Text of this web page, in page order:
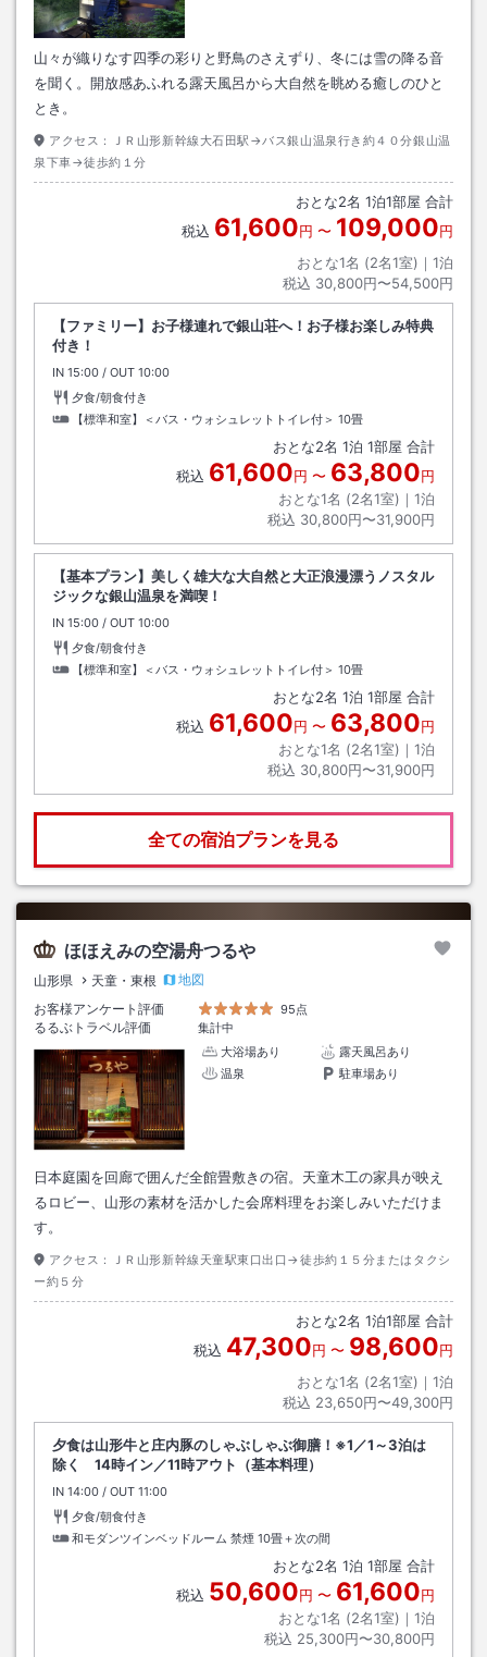
山々が織りなす四季の彩りと野鳥のさえずり、冬には雪の降る音
を聞く。開放感あふれる露天風呂から大自然を眺める癒しのひと
とき。
アクセス：
ＪＲ山形新幹線大石田駅→バス銀山温泉行き約４０分銀山温
泉下車→徒歩約１分
おとな2名 1泊1部屋 合計
税込 61,600円 〜 109,000円
おとな1名 (2名1室)｜ 1泊
税込 30,800円〜54,500円
【ファミリー】お子様連れで銀山荘へ！お子様お楽しみ特典
付き！
IN チェックイン
15:00 / OUT チェックアウト
10:00
夕食/朝食付き
【標準和室】＜バス・ウォシュレットトイレ付＞ 10畳
おとな2名 1泊 1部屋 合計
税込 61,600円 〜 63,800円
おとな1名 (2名1室)｜ 1泊
税込 30,800円〜31,900円
【基本プラン】美しく雄大な大自然と大正浪漫漂うノスタル
ジックな銀山温泉を満喫！
IN チェックイン
15:00 / OUT チェックアウト
10:00
夕食/朝食付き
【標準和室】＜バス・ウォシュレットトイレ付＞ 10畳
おとな2名 1泊 1部屋 合計
税込 61,600円 〜 63,800円
おとな1名 (2名1室)｜ 1泊
税込 30,800円〜31,900円
全ての宿泊プランを見る
ほほえみの空湯舟つるや
山形県 天童・東根
地図
お客様アンケート評価
95点
るるぶトラベル評価
集計中
大浴場あり
露天風呂あり
温泉
駐車場あり
日本庭園を回廊で囲んだ全館畳敷きの宿。天童木工の家具が映え
るロビー、山形の素材を活かした会席料理をお楽しみいただけま
す。
アクセス：
ＪＲ山形新幹線天童駅東口出口→徒歩約１５分またはタクシ
ー約５分
おとな2名 1泊1部屋 合計
税込 47,300円 〜 98,600円
おとな1名 (2名1室)｜ 1泊
税込 23,650円〜49,300円
夕食は山形牛と庄内豚のしゃぶしゃぶ御膳！※1／1～3泊は
除く 14時イン／11時アウト（基本料理）
IN チェックイン
14:00 / OUT チェックアウト
11:00
夕食/朝食付き
和モダンツインベッドルーム 禁煙 10畳＋次の間
おとな2名 1泊 1部屋 合計
税込 50,600円 〜 61,600円
おとな1名 (2名1室)｜ 1泊
税込 25,300円〜30,800円